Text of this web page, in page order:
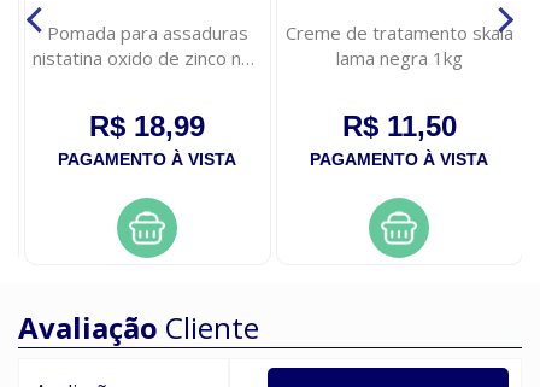
Pomada para assaduras
nistatina oxido de zinco neo
R$ 18,99
PAGAMENTO À VISTA
Creme de tratamento skala
lama negra 1kg
R$ 11,50
PAGAMENTO À VISTA
Avaliação Cliente